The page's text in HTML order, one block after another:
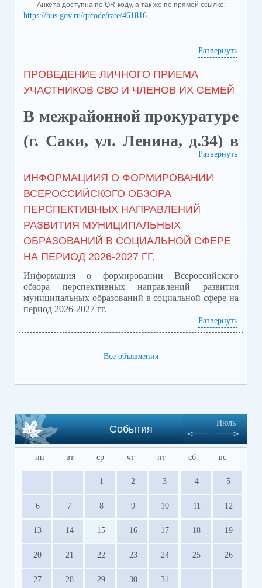
Анкета доступна по QR-коду, а так же по прямой ссылке:
https://bus.gov.ru/qrcode/rate/461816
Развернуть
ПРОВЕДЕНИЕ ЛИЧНОГО ПРИЕМА
УЧАСТНИКОВ СВО И ЧЛЕНОВ ИХ СЕМЕЙ
В межрайонной прокуратуре
(г. Саки, ул. Ленина, д.34) в
целях защиты и
восстановления прав
участников специальной
военной операции 14.05.2026
запланировано проведение
личного приема участников
СВО и членов их семей!
Развернуть
ИНФОРМАЦИИЯ О ФОРМИРОВАНИИ
ВСЕРОССИЙСКОГО ОБЗОРА
ПЕРСПЕКТИВНЫХ НАПРАВЛЕНИЙ
РАЗВИТИЯ МУНИЦИПАЛЬНЫХ
ОБРАЗОВАНИЙ В СОЦИАЛЬНОЙ СФЕРЕ
НА ПЕРИОД 2026-2027 ГГ.
Информация о формировании Всероссийского
обзора перспективных направлений развития
муниципальных образований в социальной сфере на
период 2026-2027 гг.
Приложение обзор перспектив.pdf(скачать)
Развернуть
Все объявления
События
Июль
пн вт ср чт пт сб вс
1 2 3 4 5
6 7 8 9 10 11 12
13 14 15 16 17 18 19
20 21 22 23 24 25 26
27 28 29 30 31